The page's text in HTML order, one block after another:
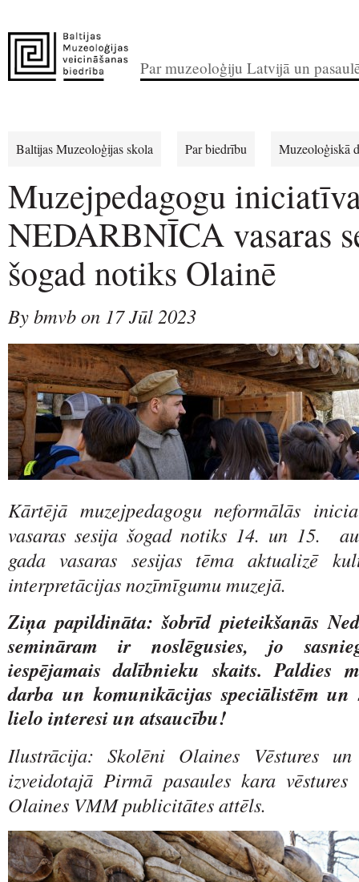
Par muzeoloģiju Latvijā un
Baltijas Muzeoloģijas skola Par biedrību Muzeoloģiskā
Muzejpedagogu
NEDARBNĪCA vasaras
šogad notiks Olainē
By bmvb on 17 Jūl 2023
Kārtējā muzejpedagogu neformālās
vasaras sesija šogad notiks 14. un 15.
gada vasaras sesijas tēma aktualizē
interpretācijas nozīmīgumu muzejā.
Ziņa papildināta: šobrīd pieteikšanās
semināram ir noslēgusies, jo
iespējamais dalībnieku skaits. Paldies
darba un komunikācijas speciālistēm un
lielo interesi un atsaucību!
Ilustrācija: Skolēni Olaines Vēstures un
izveidotajā Pirmā pasaules kara vēstures
Olaines VMM publicitātes attēls.